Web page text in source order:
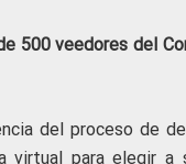
500 veedores del
del proceso de
virtual para elegir